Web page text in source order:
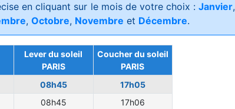
en cliquant sur le mois de votre choix :Janvier,
, Octobre, Novembre et Décembre.
Lever du soleil
PARIS
Coucher du soleil
PARIS
08h45
17h05
08h45
17h06